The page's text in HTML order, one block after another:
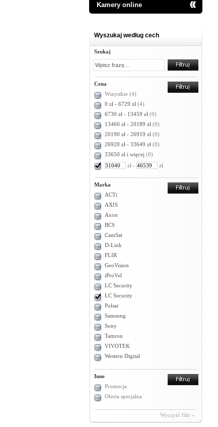
Kamery online
Wyszukaj według cech
Szukaj
Cena
Wszystkie (4)
0 zł - 6729 zł (4)
6730 zł - 13459 zł (0)
13460 zł - 20189 zł (0)
20190 zł - 26919 zł (0)
26920 zł - 33649 zł (0)
33650 zł i więcej (0)
zł -
zł
Marka
ACTi
AXIS
Axon
BCS
CamSat
D-Link
FLIR
GeoVision
iProVel
LC Security
LC Security
Pulsar
Samsung
Sony
Tamron
VIVOTEK
Western Digital
Inne
Promocja
Oferta specjalna
Wyczyść filtr »